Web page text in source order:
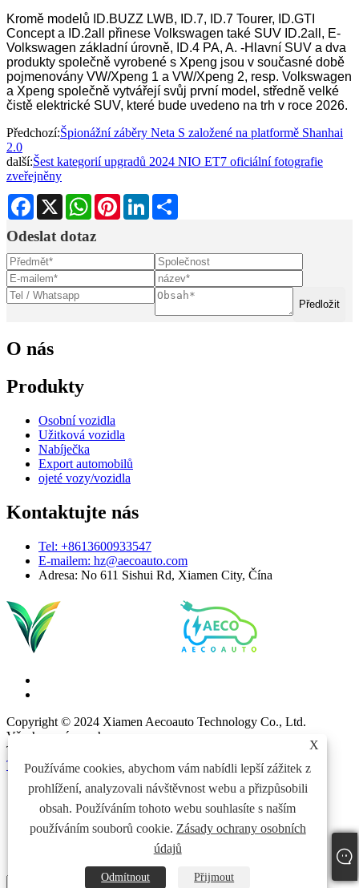
Kromě modelů ID.BUZZ LWB, ID.7, ID.7 Tourer, ID.GTI
Concept a ID.2all přinese Volkswagen také SUV ID.2all, E-
Volkswagen základní úrovně, ID.4 PA, A. -Hlavní SUV a dva
produkty společně vyrobené s Xpeng jsou v současné době
pojmenovány VW/Xpeng 1 a VW/Xpeng 2, resp. Volkswagen
a Xpeng společně vytvářejí svůj první model, středně velké
čistě elektrické SUV, které bude uvedeno na trh v roce 2026.
Předchozí:Špionážní záběry Neta S založené na platformě Shanhai
2.0
další:Šest kategorií upgradů 2024 NIO ET7 oficiální fotografie
zveřejněny
Facebook
X WhatsAppPinterestLinkedIn
Odeslat dotaz
Předložit
O nás
Produkty
Osobní vozidla
Užitková vozidla
Nabíječka
Export automobilů
ojeté vozy/vozidla
Kontaktujte nás
Tel: +8613600933547
E-mailem: hz@aecoauto.com
Adresa: No 611 Sishui Rd, Xiamen City, Čína
Copyright © 2024 Xiamen Aecoauto Technology Co., Ltd.
Všechna práva vyhrazena.
TECHNICKÁ PODPORA WEBOVÝCH STRÁNEK:
SÍŤ
TIANYUjack Lin:+86-15559188336
Links
Sitemap
RSS
XML
Zásady ochrany osobních údajů
Stiskněte Enter a zavřete
X
Používáme cookies, abychom vám nabídli lepší zážitek z
prohlížení, analyzovali návštěvnost webu a přizpůsobili
obsah. Používáním tohoto webu souhlasíte s naším
používáním souborů cookie. Zásady ochrany osobních
údajů
Odmítnout Přijmout